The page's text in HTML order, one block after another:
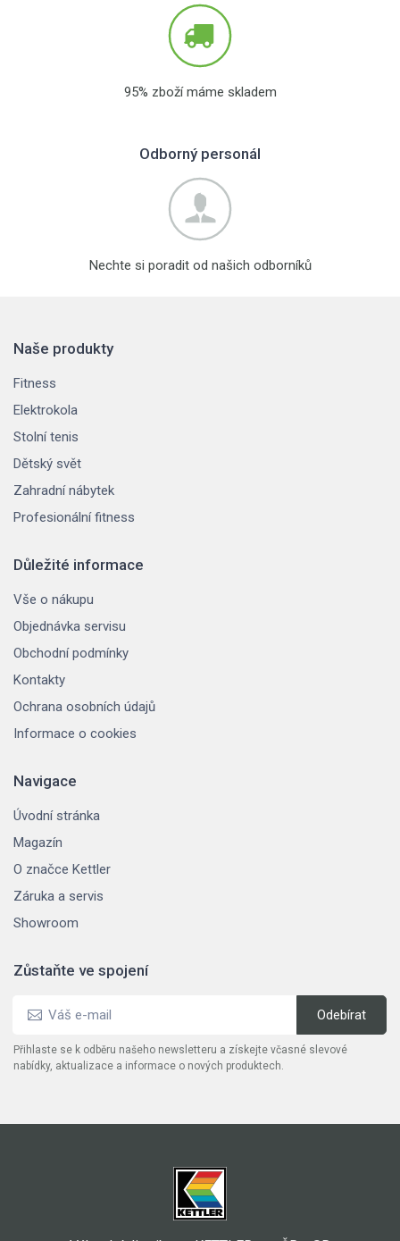
95% zboží máme skladem
Odborný personál
Nechte si poradit od našich odborníků
Naše produkty
Fitness
Elektrokola
Stolní tenis
Dětský svět
Zahradní nábytek
Profesionální fitness
Důležité informace
Vše o nákupu
Objednávka servisu
Obchodní podmínky
Kontakty
Ochrana osobních údajů
Informace o cookies
Navigace
Úvodní stránka
Magazín
O značce Kettler
Záruka a servis
Showroom
Zůstaňte ve spojení
Přihlaste se k odběru našeho newsletteru a získejte včasné slevové
nabídky, aktualizace a informace o nových produktech.